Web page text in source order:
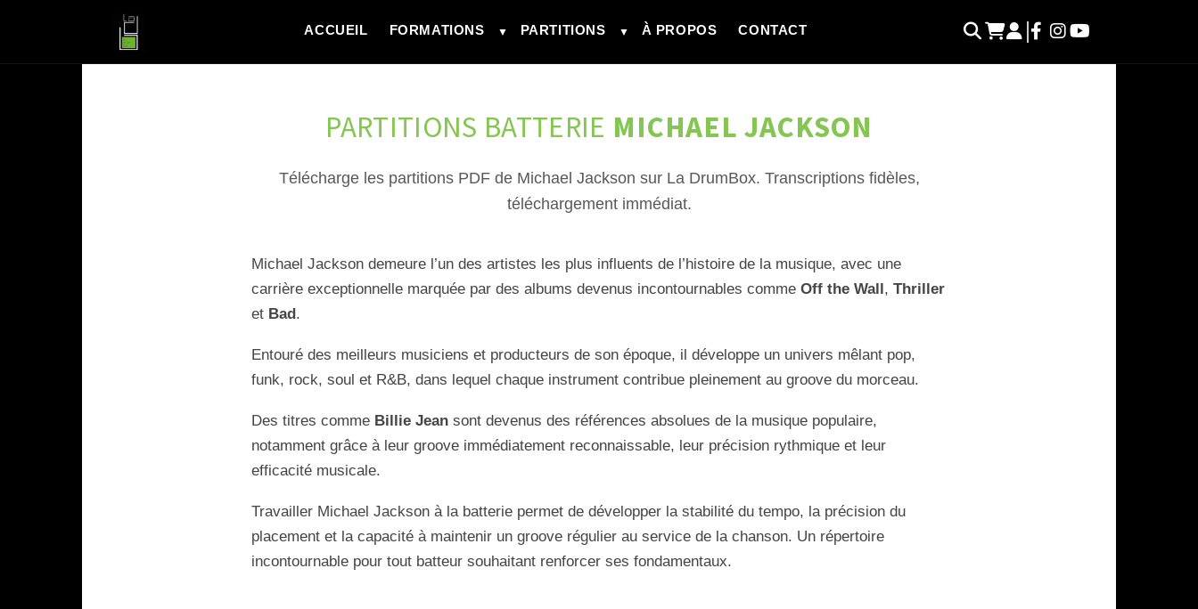
ACCUEIL FORMATIONS ▼ PARTITIONS ▼ À PROPOS CONTACT
PARTITIONS BATTERIE MICHAEL JACKSON
Télécharge les partitions PDF de Michael Jackson sur La DrumBox. Transcriptions fidèles,
téléchargement immédiat.
Michael Jackson demeure l’un des artistes les plus influents de l’histoire de la musique, avec une
carrière exceptionnelle marquée par des albums devenus incontournables comme Off the Wall, Thriller
et Bad.
Entouré des meilleurs musiciens et producteurs de son époque, il développe un univers mêlant pop,
funk, rock, soul et R&B, dans lequel chaque instrument contribue pleinement au groove du morceau.
Des titres comme Billie Jean sont devenus des références absolues de la musique populaire,
notamment grâce à leur groove immédiatement reconnaissable, leur précision rythmique et leur
efficacité musicale.
Travailler Michael Jackson à la batterie permet de développer la stabilité du tempo, la précision du
placement et la capacité à maintenir un groove régulier au service de la chanson. Un répertoire
incontournable pour tout batteur souhaitant renforcer ses fondamentaux.